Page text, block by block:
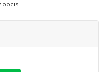
popis